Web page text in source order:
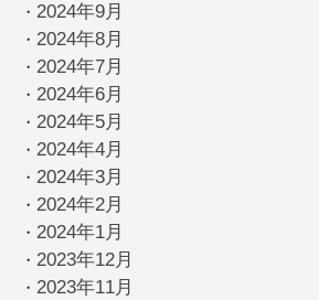
・ 2024年9月
・ 2024年8月
・ 2024年7月
・ 2024年6月
・ 2024年5月
・ 2024年4月
・ 2024年3月
・ 2024年2月
・ 2024年1月
・ 2023年12月
・ 2023年11月